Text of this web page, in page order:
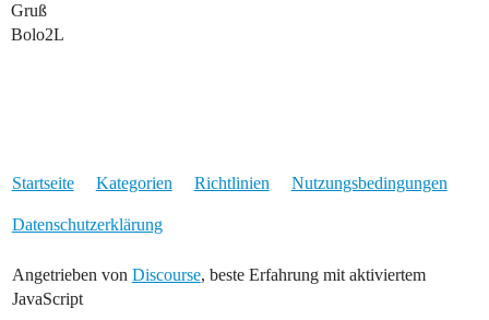
Gruß
Bolo2L
Startseite Kategorien Richtlinien Nutzungsbedingungen
Datenschutzerklärung
Angetrieben von Discourse, beste Erfahrung mit aktiviertem
JavaScript